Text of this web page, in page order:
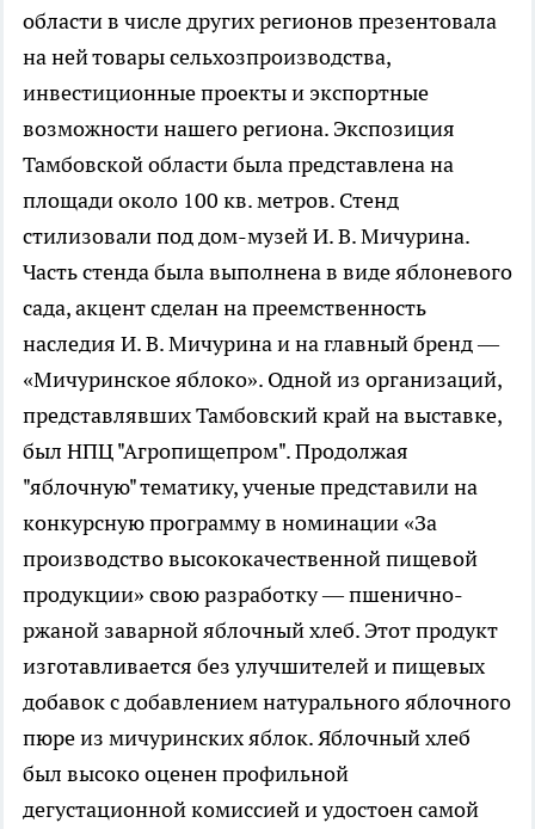
области в числе других регионов презентовала
на ней товары сельхозпроизводства,
инвестиционные проекты и экспортные
возможности нашего региона. Экспозиция
Тамбовской области была представлена на
площади около 100 кв. метров. Стенд
стилизовали под дом-музей И. В. Мичурина.
Часть стенда была выполнена в виде яблоневого
сада, акцент сделан на преемственность
наследия И. В. Мичурина и на главный бренд —
«Мичуринское яблоко». Одной из организаций,
представлявших Тамбовский край на выставке,
был НПЦ "Агропищепром". Продолжая
"яблочную" тематику, ученые представили на
конкурсную программу в номинации «За
производство высококачественной пищевой
продукции» свою разработку — пшенично-
ржаной заварной яблочный хлеб. Этот продукт
изготавливается без улучшителей и пищевых
добавок с добавлением натурального яблочного
пюре из мичуринских яблок. Яблочный хлеб
был высоко оценен профильной
дегустационной комиссией и удостоен самой